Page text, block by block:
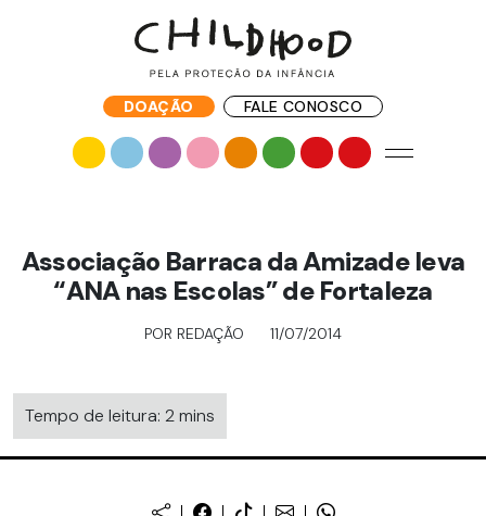
DOAÇÃO FALE CONOSCO
Associação Barraca da Amizade leva
“ANA nas Escolas” de Fortaleza
POR REDAÇÃO 11/07/2014
Tempo de leitura: 2 mins